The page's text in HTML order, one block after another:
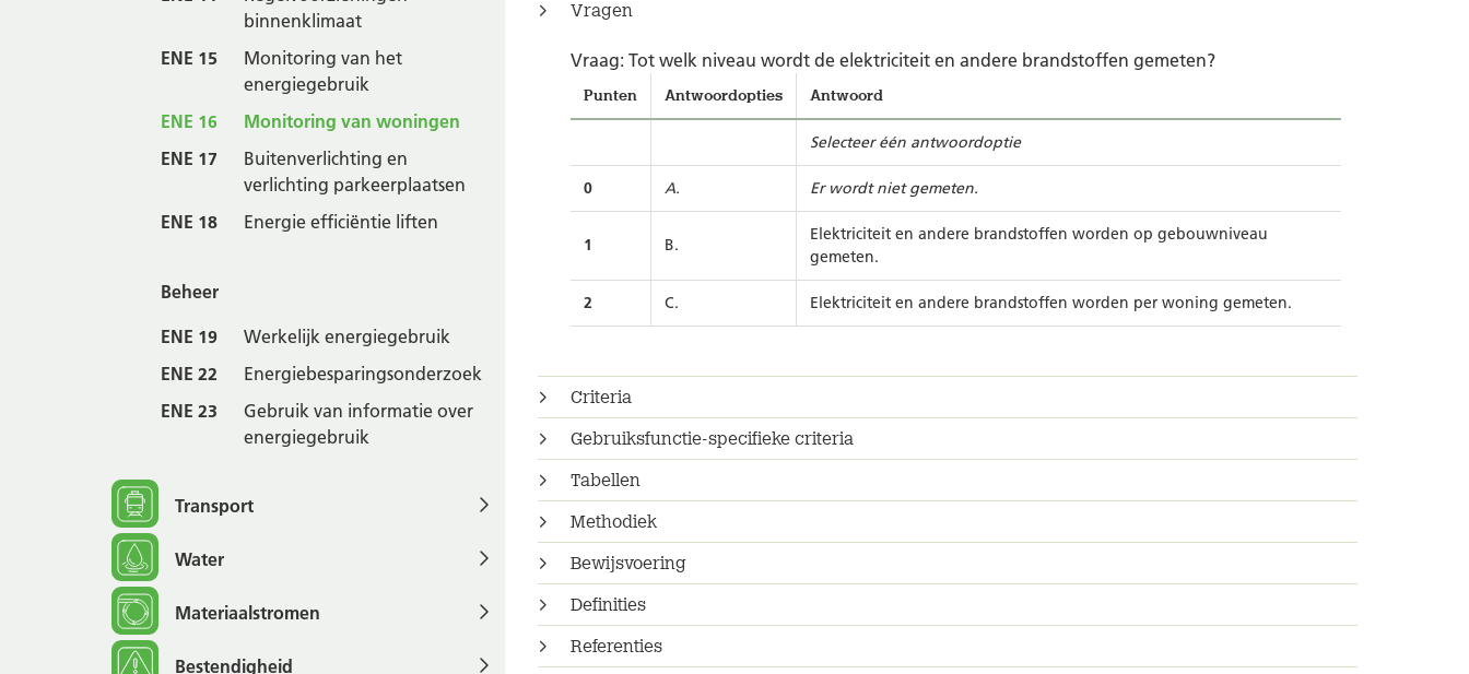
Vragen
Vraag: Tot welk niveau wordt de elektriciteit en andere brandstoffen gemeten?
Punten Antwoordopties Antwoord
Selecteer één antwoordoptie
0 A. Er wordt niet gemeten.
1 B.
Elektriciteit en andere brandstoffen worden op gebouwniveau
gemeten.
2 C. Elektriciteit en andere brandstoffen worden per woning gemeten.
Criteria
Gebruiksfunctie-specifieke criteria
Tabellen
Methodiek
Bewijsvoering
Definities
Referenties
binnenklimaat
ENE 15
Monitoring van het
energiegebruik
ENE 16
Monitoring van woningen
ENE 17
Buitenverlichting en
verlichting parkeerplaatsen
ENE 18
Energie efficiëntie liften
Beheer
ENE 19
Werkelijk energiegebruik
ENE 22
Energiebesparingsonderzoek
ENE 23
Gebruik van informatie over
energiegebruik
Transport
Water
Materiaalstromen
Bestendigheid